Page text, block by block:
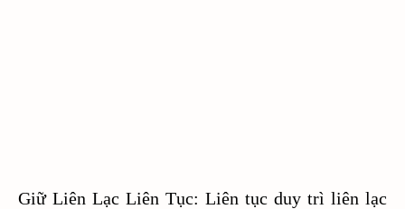
Giữ Liên Lạc Liên Tục: Liên tục duy trì liên lạc